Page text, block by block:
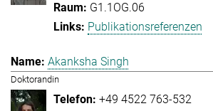
G1.1OG.06
Publikationsreferenzen
Akanksha Singh
Doktorandin
+49 4522 763-532